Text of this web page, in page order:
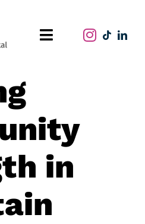
Toggle
in